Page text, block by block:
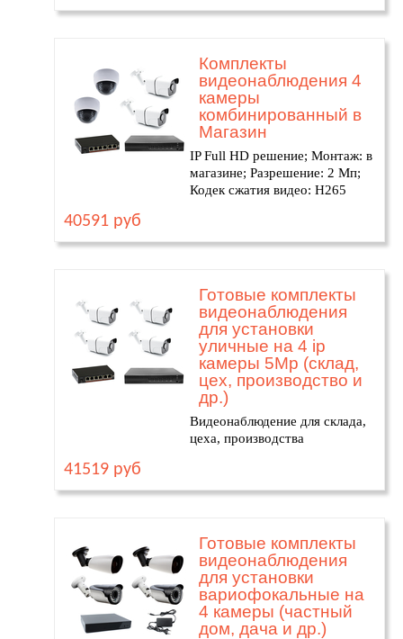
Комплекты
видеонаблюдения 4
камеры
комбинированный в
Магазин
IP Full HD решение; Монтаж: в
магазине; Разрешение: 2 Мп;
Кодек сжатия видео: H265
40591 руб
Готовые комплекты
видеонаблюдения
для установки
уличные на 4 ip
камеры 5Mp (склад,
цех, производство и
др.)
Видеонаблюдение для склада,
цеха, производства
41519 руб
Готовые комплекты
видеонаблюдения
для установки
вариофокальные на
4 камеры (частный
дом, дача и др.)